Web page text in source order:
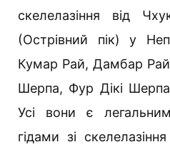
скелелазіння від
(Острівний пік) у
Кумар Рай, Дамбар
Шерпа, Фур Дікі
Усі вони є
гідами зі